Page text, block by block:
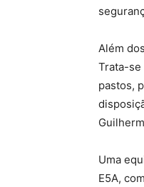
Além
Trata-se
pastos,
Uma
E5A,